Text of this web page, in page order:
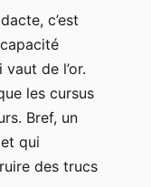
c’est
de l’or.
les cursus
Bref, un
qui
des trucs